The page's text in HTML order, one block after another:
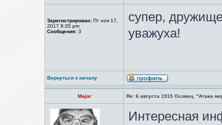
Зарегистрирован: Пт ноя 17,
2017 8:35 pm
Сообщения: 3
супер,
уважуха!
Вернуться к началу
Major Re: 6 августа 1915 Осовец. "Атака
Интересная